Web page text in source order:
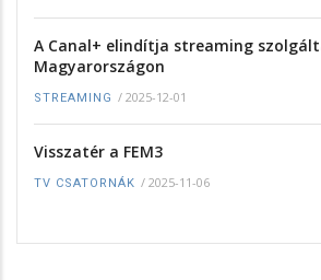
A Canal+ elindítja streaming
Magyarországon
STREAMING / 2025-12-01
Visszatér a FEM3
TV CSATORNÁK / 2025-11-06